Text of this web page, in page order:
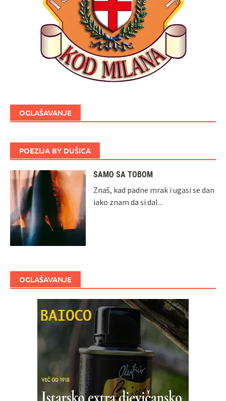
OGLAŠAVANJE
POEZIJA BY DUŠICA
SAMO SA TOBOM
Znaš, kad padne mrak i ugasi se dan
iako znam da si dal...
OGLAŠAVANJE